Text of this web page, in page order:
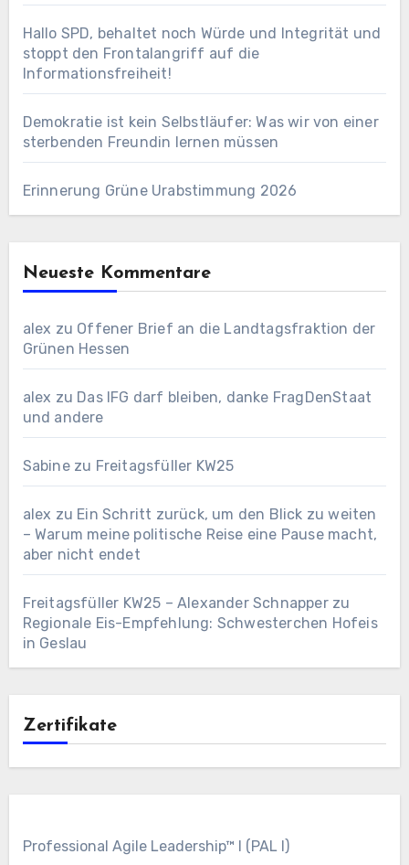
Hallo SPD, behaltet noch Würde und Integrität und
stoppt den Frontalangriff auf die
Informationsfreiheit!
Demokratie ist kein Selbstläufer: Was wir von einer
sterbenden Freundin lernen müssen
Erinnerung Grüne Urabstimmung 2026
Neueste Kommentare
alex zu Offener Brief an die Landtagsfraktion der
Grünen Hessen
alex zu Das IFG darf bleiben, danke FragDenStaat
und andere
Sabinezu Freitagsfüller KW25
alex zu Ein Schritt zurück, um den Blick zu weiten
– Warum meine politische Reise eine Pause macht,
aber nicht endet
Freitagsfüller KW25 – Alexander Schnapperzu
Regionale Eis-Empfehlung: Schwesterchen Hofeis
in Geslau
Zertifikate
Professional Agile Leadership™ I (PAL I)